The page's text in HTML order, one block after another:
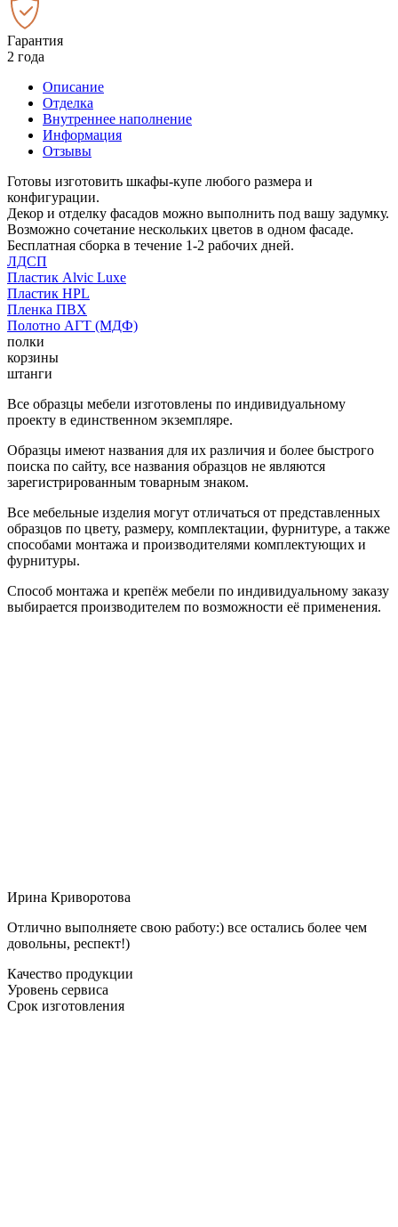
Гарантия
2 года
Описание
Отделка
Внутреннее наполнение
Информация
Отзывы
Готовы изготовить шкафы-купе любого размера и
конфигурации.
Декор и отделку фасадов можно выполнить под вашу задумку.
Возможно сочетание нескольких цветов в одном фасаде.
Бесплатная сборка в течение 1-2 рабочих дней.
ЛДСП
Пластик Alvic Luxe
Пластик HPL
Пленка ПВХ
Полотно АГТ (МДФ)
полки
корзины
штанги
Все образцы мебели изготовлены по индивидуальному
проекту в единственном экземпляре.
Образцы имеют названия для их различия и более быстрого
поиска по сайту, все названия образцов не являются
зарегистрированным товарным знаком.
Все мебельные изделия могут отличаться от представленных
образцов по цвету, размеру, комплектации, фурнитуре, а также
способами монтажа и производителями комплектующих и
фурнитуры.
Способ монтажа и крепёж мебели по индивидуальному заказу
выбирается производителем по возможности её применения.
Ирина Криворотова
Отлично выполняете свою работу:) все остались более чем
довольны, респект!)
Качество продукции
Уровень сервиса
Срок изготовления